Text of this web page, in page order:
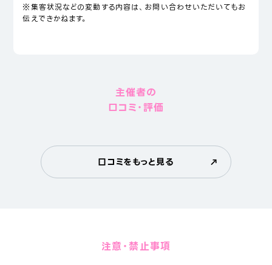
※集客状況などの変動する内容は、お問い合わせいただいてもお
伝えできかねます。
主催者の
口コミ・評価
口コミをもっと見る
注意・禁止事項